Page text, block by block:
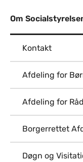
Om
Kontakt
Afdeling for
Afdeling for
Borgerrettet
Døgn og